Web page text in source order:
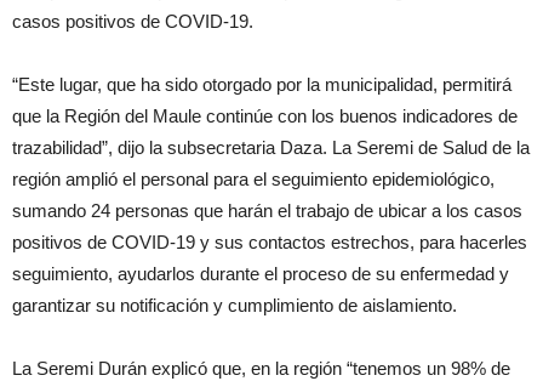
casos positivos de COVID-19.
“Este lugar, que ha sido otorgado por la municipalidad, permitirá
que la Región del Maule continúe con los buenos indicadores de
trazabilidad”, dijo la subsecretaria Daza. La Seremi de Salud de la
región amplió el personal para el seguimiento epidemiológico,
sumando 24 personas que harán el trabajo de ubicar a los casos
positivos de COVID-19 y sus contactos estrechos, para hacerles
seguimiento, ayudarlos durante el proceso de su enfermedad y
garantizar su notificación y cumplimiento de aislamiento.
La Seremi Durán explicó que, en la región “tenemos un 98% de